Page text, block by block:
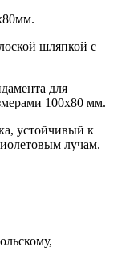
шляпкой с
для
100x80 мм.
устойчивый к
лучам.